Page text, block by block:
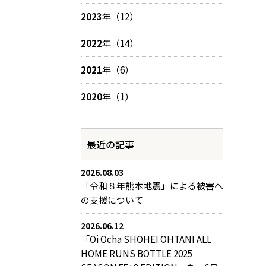
2023年（12）
2022年（14）
2021年（6）
2020年（1）
最近の記事
2026.08.03
「令和８年熊本地震」による被害へ
の支援について
2026.06.12
「Oi Ocha SHOHEI OHTANI ALL
HOME RUNS BOTTLE 2025